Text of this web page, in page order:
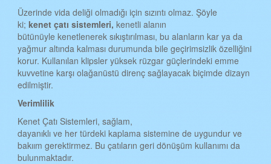
Üzerinde vida deliği olmadığı için sızıntı olmaz. Şöyle
ki;kenet çatı sistemleri,kenetli alanın
bütünüyle kenetlenerek sıkıştırılması, bu alanların kar ya da
yağmur altında kalması durumunda bile geçirimsizlik özelliğini
korur. Kullanılan klipsler yüksek rüzgar güçlerindeki emme
kuvvetine karşı olağanüstü direnç sağlayacak biçimde dizayn
edilmiştir.
Verimlilik
Kenet Çatı Sistemleri, sağlam,
dayanıklı ve her türdeki kaplama sistemine de uygundur ve
bakıım gerektirmez. Bu çatıların geri dönüşüm kullanımı da
bulunmaktadır.